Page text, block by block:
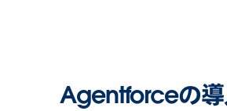
Agentforceの